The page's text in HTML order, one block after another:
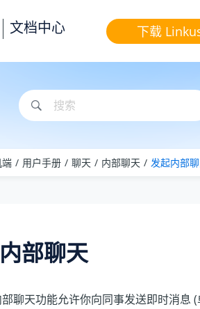
文档中心 下载
用户手册 聊天 内部聊天 发起内部
部聊天
聊天功能允许你向同事发送即时消息